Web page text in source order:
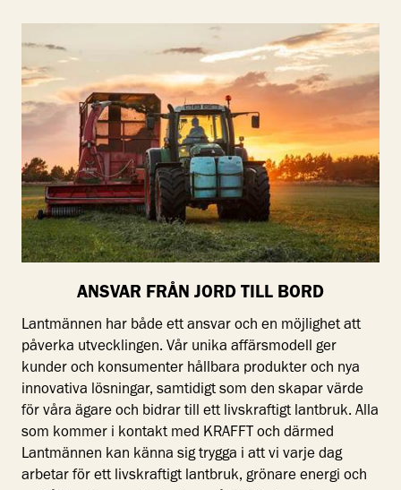
ANSVAR FRÅN JORD TILL BORD
Lantmännen har både ett ansvar och en möjlighet att
påverka utvecklingen. Vår unika affärsmodell ger
kunder och konsumenter hållbara produkter och nya
innovativa lösningar, samtidigt som den skapar värde
för våra ägare och bidrar till ett livskraftigt lantbruk. Alla
som kommer i kontakt med KRAFFT och därmed
Lantmännen kan känna sig trygga i att vi varje dag
arbetar för ett livskraftigt lantbruk, grönare energi och